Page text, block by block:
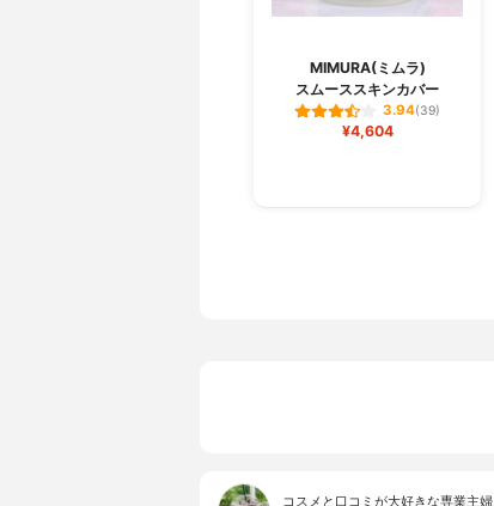
MIMURA(ミムラ)
スムーススキンカバー
3.94(39)
¥4,604
コスメと口コミが大好きな専業主婦